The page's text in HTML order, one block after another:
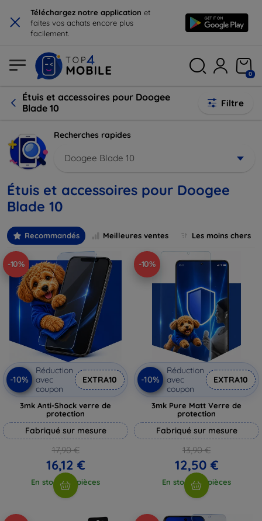
× Téléchargez notre application et
faites vos achats encore plus
facilement.
0
Étuis et accessoires pour Doogee
Blade 10
Filtre
Recherches rapides
Doogee Blade 10
Étuis et accessoires pour Doogee
Blade 10
Recommandés Meilleures ventes Les moins chers
-10%
-10%
Réduction
avec
coupon
EXTRA10
3mk Anti-Shock verre de
protection
Fabriqué sur mesure
17,90 €
16,12 €
En stock > 5 pièces
-10%
-10%
Réduction
avec
coupon
EXTRA10
3mk Pure Matt Verre de
protection
Fabriqué sur mesure
13,90 €
12,50 €
En stock > 5 pièces